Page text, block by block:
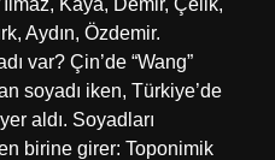
Kaya, Demir, Çelik,
Aydın, Özdemir.
var? Çin’de “Wang”
soyadı iken, Türkiye’de
aldı. Soyadları
birine girer: Toponimik